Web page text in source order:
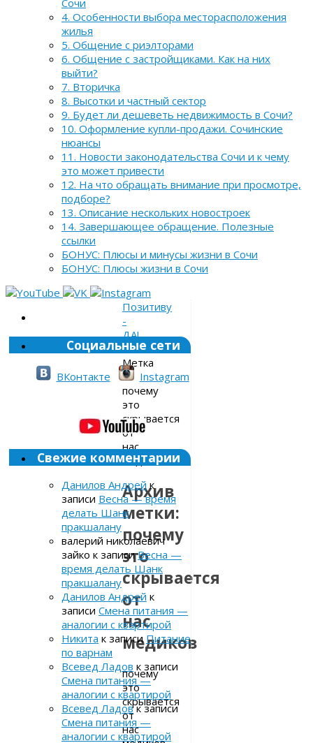
Сочи
4. Особенности выбора месторасположения
жилья
5. Общение с риэлторами
6. Общение с застройщиками. Как на них
выйти?
7. Вторичка
8. Высотки и частный сектор
9. Будет ли дешеветь недвижимость в Сочи?
10. Оформление купли-продажи. Сочинские
нюансы
11. Новости законодательства Сочи и к чему
это может привести
12. На что обращать внимание при просмотре,
подборе?
13. Описание нескольких новостроек
14. Завершающее обращение. Полезные
ссылки
БОНУС: Плюсы и минусы жизни в Сочи
БОНУС: Плюсы жизни в Сочи
Позитиву
-
ДА!
»
Метка
»
почему
это
скрывается
от
нас
медиков
Архив
метки:
почему
это
скрывается
от
нас
медиков
почему
это
скрывается
от
нас
Социальные сети
ВКонтакте Instagram
Свежие комментарии
Данилов Андрейк
записи Весна — время
делать Шанк
пракшалану
валерий николаевич
зайко к записиВесна —
время делать Шанк
пракшалану
Данилов Андрей к
записи Смена питания —
аналогии с квартирой
Никита к записи Питание
по варнам
Всевед Ладов к записи
Смена питания —
аналогии с квартирой
Всевед Ладовк записи
Смена питания —
аналогии с квартирой